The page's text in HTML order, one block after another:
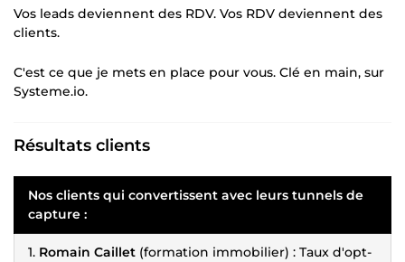
Vos leads deviennent des RDV. Vos RDV deviennent des
clients.
C'est ce que je mets en place pour vous. Clé en main, sur
Systeme.io.
Résultats clients
Nos clients qui convertissent avec leurs tunnels de
capture :
1. Romain Caillet (formation immobilier) : Taux d'opt-